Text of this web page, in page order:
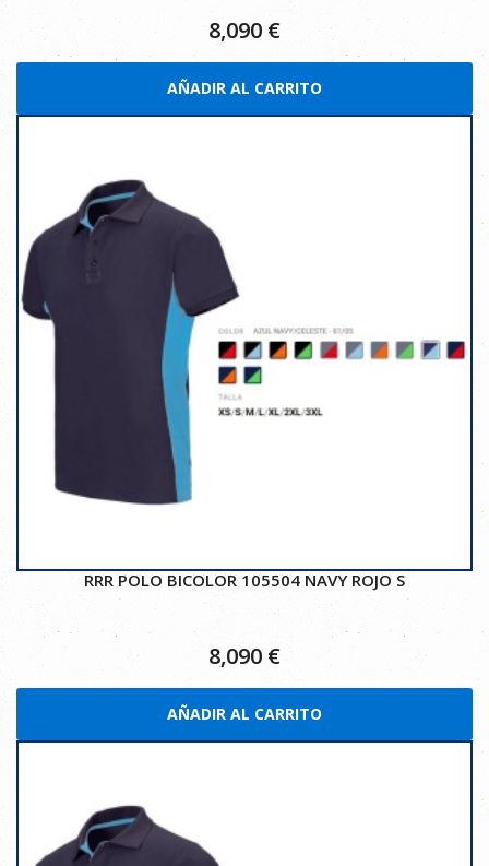
8,090 €
AÑADIR AL CARRITO
RRR POLO BICOLOR 105504 NAVY ROJO S
8,090 €
AÑADIR AL CARRITO